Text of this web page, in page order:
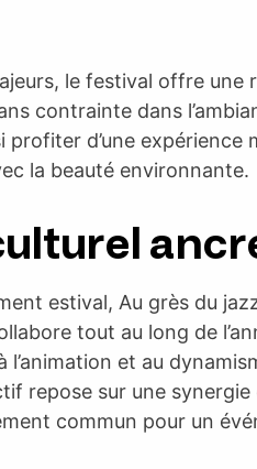
le festival offre
contrainte dans
d’une expérience
la beauté environnante.
estival, Au grès du
tout au long de
et au
repose sur une
commun pour un